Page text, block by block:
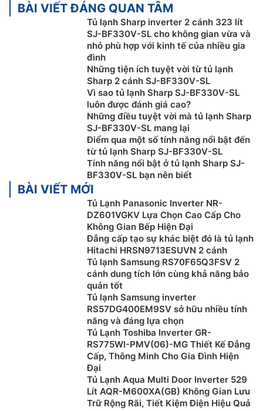
Hệ thống làm lạnh kép
Hệ thống làm lạnh kép trên tủ lạnh Sharp inverter SJ-
BF330V-SL giúp tăng cường khả năng giữ thực phẩm
tươi lên đáng kể, ngăn ngừa sự mất nước ở thực
phẩm, cũng như hạn chế tình trạng nhiệt độ quá lạnh
và không đồng đều giữa các khu vực bên trong tủ
lạnh nhờ tấm tôn sau thành tủ có khả năng hấp thu và
Ngăn trữ tươi chuyển đổi linh hoạt
Tủ lạnh Sharp Inverter 2 cánh323 lit SJ-BF330V-SL sở
hữu ngăn trữ tươi chuyển đổi linh hoạt có thể dùng để
lưu trữ và bảo quản các loại thự phẩm tươi sống hoặc
bảo quan rau củ quả sử dụng trong ngày.
BÀI VIẾT ĐÁNG QUAN TÂM
Tủ lạnh Sharp inverter 2 cánh 323 lít
SJ-BF330V-SL cho không gian vừa và
nhỏ phù hợp với kinh tế của nhiều gia
đình
Những tiện ích tuyệt vời từ tủ lạnh
Sharp 2 cánh SJ-BF330V-SL
Vì sao tủ lạnh Sharp SJ-BF330V-SL
luôn được đánh giá cao?
Những điều tuyệt vời mà tủ lạnh Sharp
SJ-BF330V-SL mang lại
Điểm qua một số tính năng nổi bật đến
từ tủ lạnh Sharp SJ-BF330V-SL
Tính năng nổi bật ở tủ lạnh Sharp SJ-
BF330V-SL bạn nên biết
BÀI VIẾT MỚI
Tủ Lạnh Panasonic Inverter NR-
DZ601VGKV Lựa Chọn Cao Cấp Cho
Không Gian Bếp Hiện Đại
Đẳng cấp tạo sự khác biệt đó là tủ lạnh
Hitachi HRSN9713ESUVN 2 cánh
Tủ lạnh Samsung RS70F65Q3FSV 2
cánh dung tích lớn cùng khả năng bảo
quản tốt
Tủ lạnh Samsung inverter
RS57DG400EM9SV sở hữu nhiều tính
năng và đáng lựa chọn
Tủ Lạnh Toshiba Inverter GR-
RS775WI-PMV(06)-MG Thiết Kế Đẳng
Cấp, Thông Minh Cho Gia Đình Hiện
Đại
Tủ Lạnh Aqua Multi Door Inverter 529
Lít AQR-M600XA(GB) Không Gian Lưu
Trữ Rộng Rãi, Tiết Kiệm Điện Hiệu Quả